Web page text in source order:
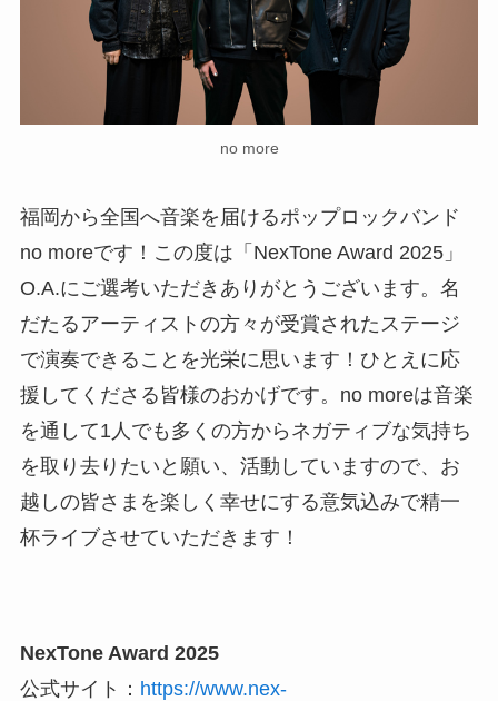
no more
福岡から全国へ音楽を届けるポップロックバンド
no moreです！この度は「NexTone Award 2025」
O.A.にご選考いただきありがとうございます。名
だたるアーティストの方々が受賞されたステージ
で演奏できることを光栄に思います！ひとえに応
援してくださる皆様のおかげです。no moreは音楽
を通して1人でも多くの方からネガティブな気持ち
を取り去りたいと願い、活動していますので、お
越しの皆さまを楽しく幸せにする意気込みで精一
杯ライブさせていただきます！
NexTone Award 2025
公式サイト： https://www.nex-